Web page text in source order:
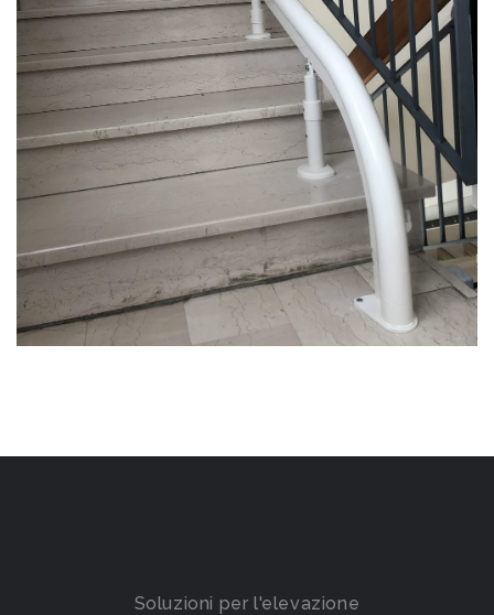
Soluzioni per l'elevazione